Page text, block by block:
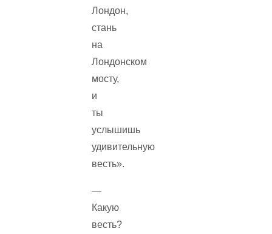
Лондон,
стань
на
Лондонском
мосту,
и
ты
услышишь
удивительную
весть».
—
Какую
весть?